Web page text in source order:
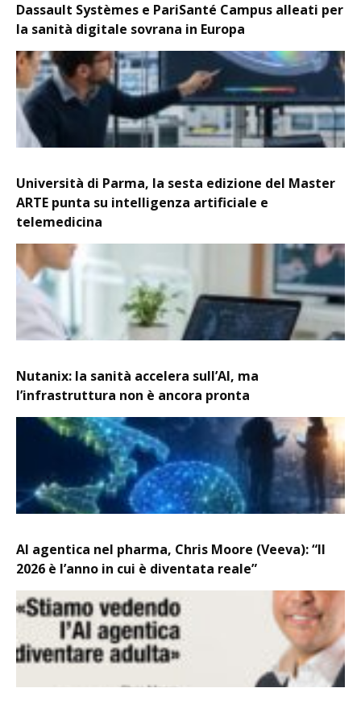
Dassault Systèmes e PariSanté Campus alleati per
la sanità digitale sovrana in Europa
Università di Parma, la sesta edizione del Master
ARTE punta su intelligenza artificiale e
telemedicina
Nutanix: la sanità accelera sull’AI, ma
l’infrastruttura non è ancora pronta
AI agentica nel pharma, Chris Moore (Veeva): “Il
2026 è l’anno in cui è diventata reale”